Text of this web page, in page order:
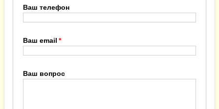
Ваш телефон
Ваш email
Ваш вопрос